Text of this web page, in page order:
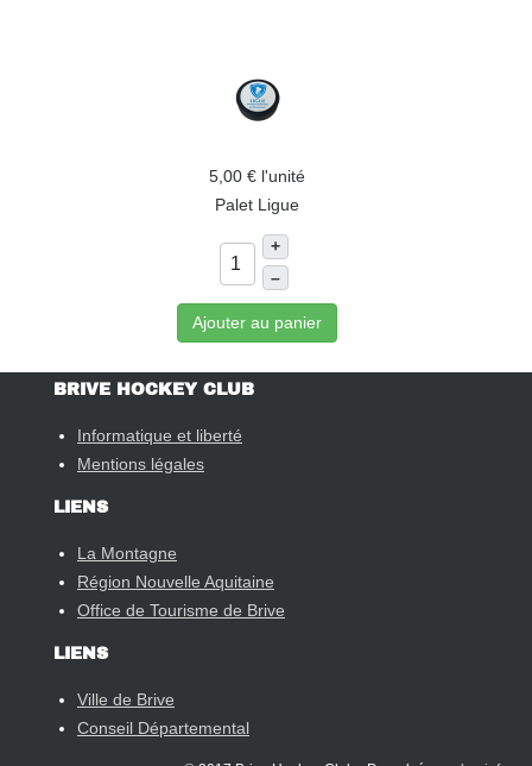
5,00 € l'unité
Palet Ligue
+
–
Ajouter au panier
BRIVE HOCKEY CLUB
Informatique et liberté
Mentions légales
LIENS
La Montagne
Région Nouvelle Aquitaine
Office de Tourisme de Brive
LIENS
Ville de Brive
Conseil Départemental